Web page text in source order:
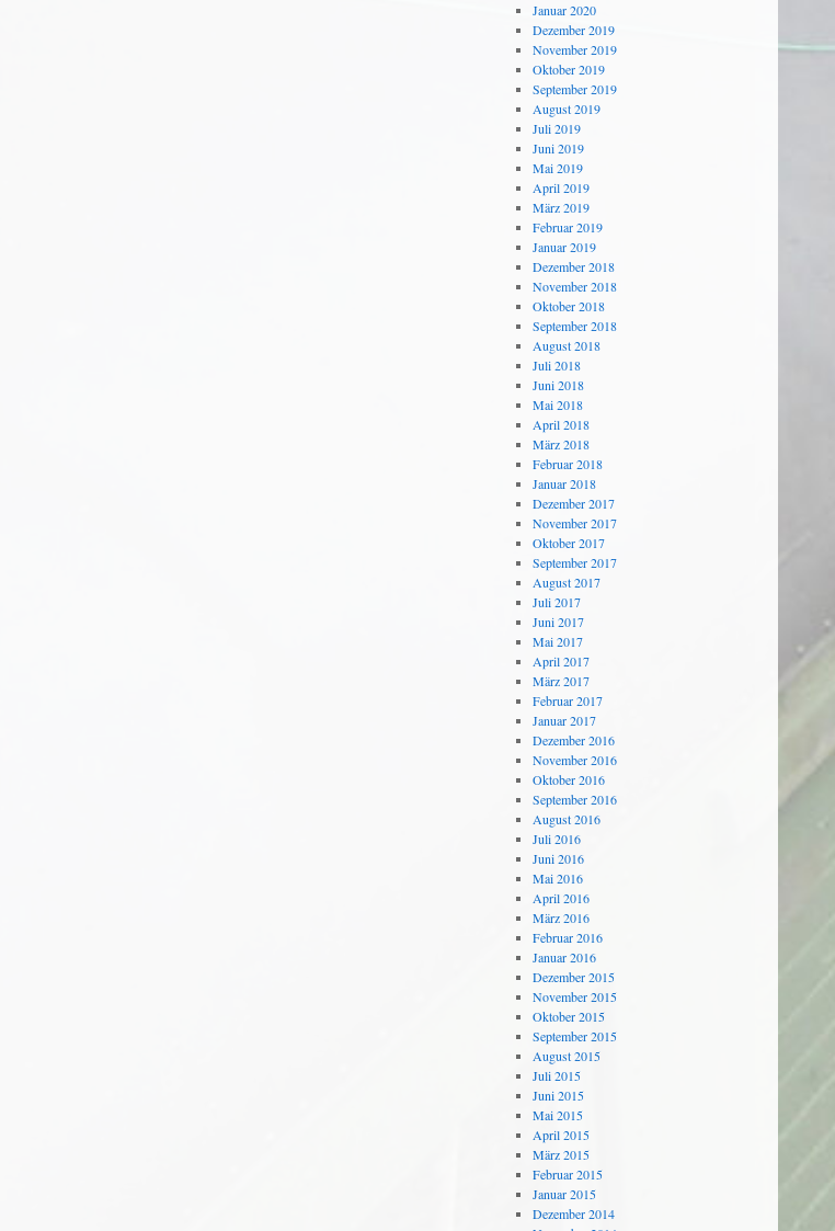
Januar 2020
Dezember 2019
November 2019
Oktober 2019
September 2019
August 2019
Juli 2019
Juni 2019
Mai 2019
April 2019
März 2019
Februar 2019
Januar 2019
Dezember 2018
November 2018
Oktober 2018
September 2018
August 2018
Juli 2018
Juni 2018
Mai 2018
April 2018
März 2018
Februar 2018
Januar 2018
Dezember 2017
November 2017
Oktober 2017
September 2017
August 2017
Juli 2017
Juni 2017
Mai 2017
April 2017
März 2017
Februar 2017
Januar 2017
Dezember 2016
November 2016
Oktober 2016
September 2016
August 2016
Juli 2016
Juni 2016
Mai 2016
April 2016
März 2016
Februar 2016
Januar 2016
Dezember 2015
November 2015
Oktober 2015
September 2015
August 2015
Juli 2015
Juni 2015
Mai 2015
April 2015
März 2015
Februar 2015
Januar 2015
Dezember 2014